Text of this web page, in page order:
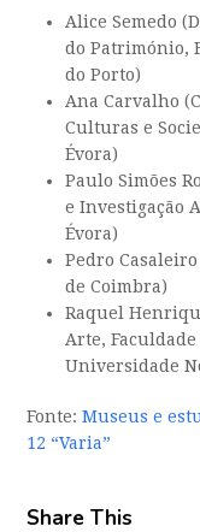
Alice Semedo
do Património,
do Porto)
Ana Carvalho (
Culturas e
Évora)
Paulo Simões
e Investigação
Évora)
Pedro
de Coimbra)
Raquel
Arte,
Universidade
Fonte:Museus e
12 “Varia”
Share This